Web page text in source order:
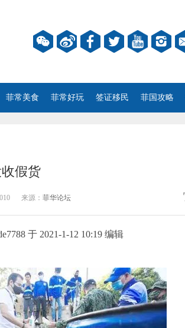
菲常美食 菲常好玩 签证移民 菲国攻略
假货
来源： 菲华论坛
于 2021-1-12 10:19 编辑